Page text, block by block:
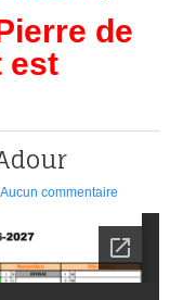
de
est
Aucun commentaire